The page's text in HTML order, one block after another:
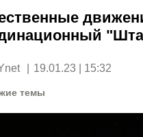
19.01.23 | 15:32
темы